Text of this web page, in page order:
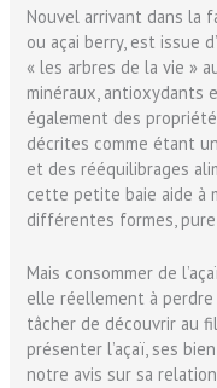
Nouvel arrivant dans la
ou açai berry, est issue
« les arbres de la vie »
minéraux, antioxydants
également des
décrites comme étant
et des rééquilibrages
cette petite baie aide à
différentes formes,
Mais consommer de
elle réellement à perdre
tâcher de découvrir au
présenter l’açaï, ses
notre avis sur sa